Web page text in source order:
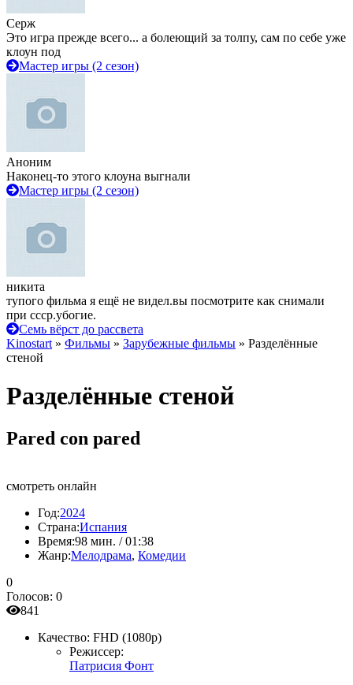
Серж
Это игра прежде всего... а болеющий за толпу, сам по себе уже
клоун под
Мастер игры (2 сезон)
Аноним
Наконец-то этого клоуна выгнали
Мастер игры (2 сезон)
никита
тупого фильма я ещё не видел.вы посмотрите как снимали
при ссср.убогие.
Семь вёрст до рассвета
Kinostart » Фильмы » Зарубежные фильмы » Разделённые
стеной
Разделённые стеной
Pared con pared
смотреть онлайн
Год:2024
Страна:Испания
Время:98 мин. / 01:38
Жанр:Мелодрама, Комедии
0
Голосов: 0
841
Качество: FHD (1080p)
Режиссер:
Патрисия Фонт